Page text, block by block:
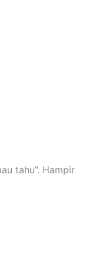
tahu”. Hampir